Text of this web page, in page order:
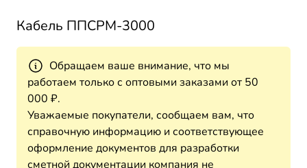
Кабель ППСРМ-3000
Обращаем ваше внимание, что мы
работаем только с оптовыми заказами от 50
000 ₽.
Уважаемые покупатели, сообщаем вам, что
справочную информацию и соответствующее
оформление документов для разработки
сметной документации компания не